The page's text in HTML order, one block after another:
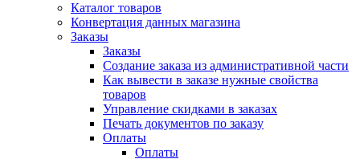
Каталог товаров
Конвертация данных магазина
Заказы
Заказы
Создание заказа из административной части
Как вывести в заказе нужные свойства
товаров
Управление скидками в заказах
Печать документов по заказу
Оплаты
Оплаты